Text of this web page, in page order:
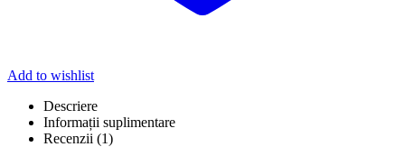
Add to wishlist
Descriere
Informații suplimentare
Recenzii (1)